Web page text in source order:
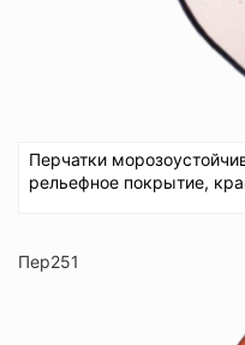
Перчатки
рельефное покрытие,
Пер251